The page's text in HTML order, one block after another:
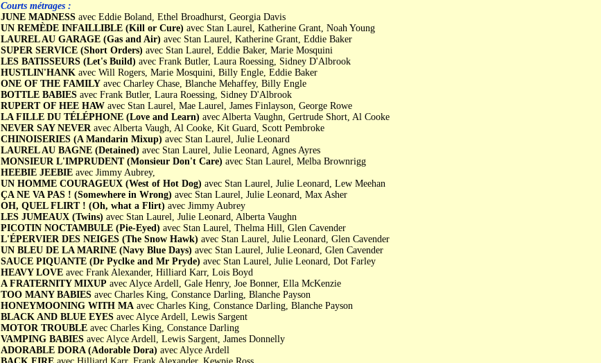
Courts métrages :
JUNE MADNESSavec Eddie Boland, Ethel Broadhurst, Georgia Davis
UN REMÈDE INFAILLIBLE (Kill or Cure) avec Stan Laurel, Katherine Grant, Noah Young
LAUREL AU GARAGE (Gas and Air) avec Stan Laurel, Katherine Grant, Eddie Baker
SUPER SERVICE (Short Orders) avec Stan Laurel, Eddie Baker, Marie Mosquini
LES BATISSEURS (Let's Build) avec Frank Butler, Laura Roessing, Sidney D'Albrook
HUSTLIN'HANKavec Will Rogers, Marie Mosquini, Billy Engle, Eddie Baker
ONE OF THE FAMILYavec Charley Chase, Blanche Mehaffey, Billy Engle
BOTTLE BABIESavec Frank Butler, Laura Roessing, Sidney D'Albrook
RUPERT OF HEE HAWavec Stan Laurel, Mae Laurel, James Finlayson, George Rowe
LA FILLE DU TÉLÉPHONE (Love and Learn) avec Alberta Vaughn, Gertrude Short, Al Cooke
NEVER SAY NEVERavec Alberta Vaugh, Al Cooke, Kit Guard, Scott Pembroke
CHINOISERIES (A Mandarin Mixup) avec Stan Laurel, Julie Leonard
LAUREL AU BAGNE (Detained) avec Stan Laurel, Julie Leonard, Agnes Ayres
MONSIEUR L'IMPRUDENT (Monsieur Don't Care) avec Stan Laurel, Melba Brownrigg
HEEBIE JEEBIEavec Jimmy Aubrey,
UN HOMME COURAGEUX (West of Hot Dog) avec Stan Laurel, Julie Leonard, Lew Meehan
ÇA NE VA PAS ! (Somewhere in Wrong) avec Stan Laurel, Julie Leonard, Max Asher
OH, QUEL FLIRT ! (Oh, what a Flirt) avec Jimmy Aubrey
LES JUMEAUX (Twins) avec Stan Laurel, Julie Leonard, Alberta Vaughn
PICOTIN NOCTAMBULE (Pie-Eyed) avec Stan Laurel, Thelma Hill, Glen Cavender
L'ÉPERVIER DES NEIGES (The Snow Hawk) avec Stan Laurel, Julie Leonard, Glen Cavender
UN BLEU DE LA MARINE (Navy Blue Days) avec Stan Laurel, Julie Leonard, Glen Cavender
SAUCE PIQUANTE (Dr Pyclke and Mr Pryde) avec Stan Laurel, Julie Leonard, Dot Farley
HEAVY LOVEavec Frank Alexander, Hilliard Karr, Lois Boyd
A FRATERNITY MIXUP avec Alyce Ardell, Gale Henry, Joe Bonner, Ella McKenzie
TOO MANY BABIESavec Charles King, Constance Darling, Blanche Payson
HONEYMOONING WITH MAavec Charles King, Constance Darling, Blanche Payson
BLACK AND BLUE EYESavec Alyce Ardell, Lewis Sargent
MOTOR TROUBLEavec Charles King, Constance Darling
VAMPING BABIESavec Alyce Ardell, Lewis Sargent, James Donnelly
ADORABLE DORA (Adorable Dora) avec Alyce Ardell